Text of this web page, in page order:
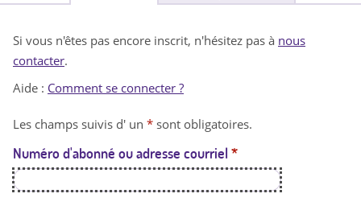
n
t
a
Si vous n'êtes pas encore inscrit, n'hésitez pas à nous
contacter.
Aide : Comment se connecter ?
Les champs suivis d' un * sont obligatoires.
Numéro d'abonné ou adresse courriel *